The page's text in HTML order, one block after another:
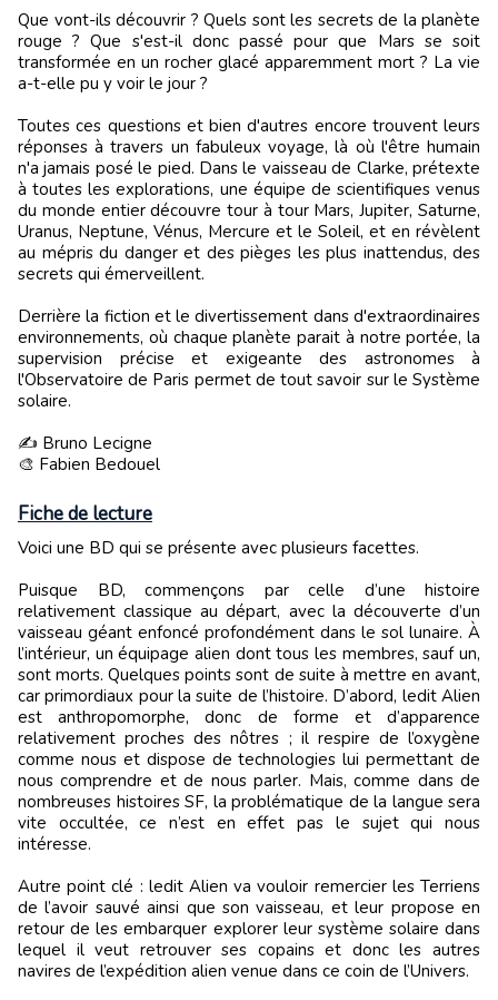
Que vont-ils découvrir ? Quels sont les secrets de la planète
rouge ? Que s'est-il donc passé pour que Mars se soit
transformée en un rocher glacé apparemment mort ? La vie
a-t-elle pu y voir le jour ?
Toutes ces questions et bien d'autres encore trouvent leurs
réponses à travers un fabuleux voyage, là où l'être humain
n'a jamais posé le pied. Dans le vaisseau de Clarke, prétexte
à toutes les explorations, une équipe de scientifiques venus
du monde entier découvre tour à tour Mars, Jupiter, Saturne,
Uranus, Neptune, Vénus, Mercure et le Soleil, et en révèlent
au mépris du danger et des pièges les plus inattendus, des
secrets qui émerveillent.
Derrière la fiction et le divertissement dans d'extraordinaires
environnements, où chaque planète parait à notre portée, la
supervision précise et exigeante des astronomes à
l'Observatoire de Paris permet de tout savoir sur le Système
solaire.
✍️ Bruno Lecigne
🎨 Fabien Bedouel
Fiche de lecture
Voici une BD qui se présente avec plusieurs facettes.
Puisque BD, commençons par celle d’une histoire
relativement classique au départ, avec la découverte d’un
vaisseau géant enfoncé profondément dans le sol lunaire. À
l’intérieur, un équipage alien dont tous les membres, sauf un,
sont morts. Quelques points sont de suite à mettre en avant,
car primordiaux pour la suite de l’histoire. D’abord, ledit Alien
est anthropomorphe, donc de forme et d’apparence
relativement proches des nôtres ; il respire de l’oxygène
comme nous et dispose de technologies lui permettant de
nous comprendre et de nous parler. Mais, comme dans de
nombreuses histoires SF, la problématique de la langue sera
vite occultée, ce n’est en effet pas le sujet qui nous
intéresse.
Autre point clé : ledit Alien va vouloir remercier les Terriens
de l’avoir sauvé ainsi que son vaisseau, et leur propose en
retour de les embarquer explorer leur système solaire dans
lequel il veut retrouver ses copains et donc les autres
navires de l’expédition alien venue dans ce coin de l’Univers.